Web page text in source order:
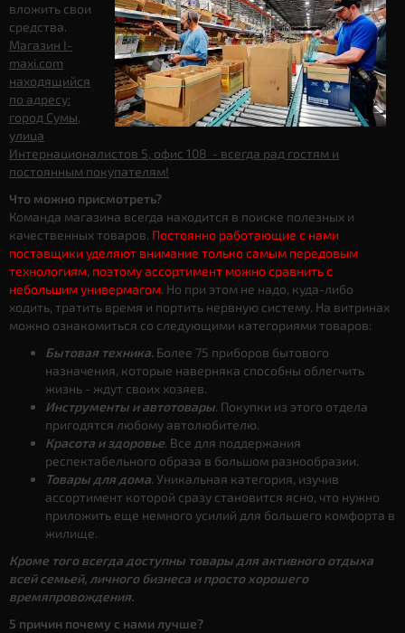
вложить свои
средства.
Магазин I-
maxi.com
находящийся
по адресу:
город Сумы,
улица
Интернационалистов 5, офис 108 - всегда рад гостям и
постоянным покупателям!
Что можно присмотреть?
Команда магазина всегда находится в поиске полезных и
качественных товаров. Постоянно работающие с нами
поставщики уделяют внимание только самым передовым
технологиям, поэтому ассортимент можно сравнить с
небольшим универмагом. Но при этом не надо, куда-либо
ходить, тратить время и портить нервную систему. На витринах
можно ознакомиться со следующими категориями товаров:
Бытовая техника. Более 75 приборов бытового
назначения, которые наверняка способны облегчить
жизнь - ждут своих хозяев.
Инструменты и автотовары. Покупки из этого отдела
пригодятся любому автолюбителю.
Красота и здоровье. Все для поддержания
респектабельного образа в большом разнообразии.
Товары для дома. Уникальная категория, изучив
ассортимент которой сразу становится ясно, что нужно
приложить еще немного усилий для большего комфорта в
жилище.
Кроме того всегда доступны товары для активного отдыха
всей семьей, личного бизнеса и просто хорошего
времяпровождения.
5 причин почему с нами лучше?